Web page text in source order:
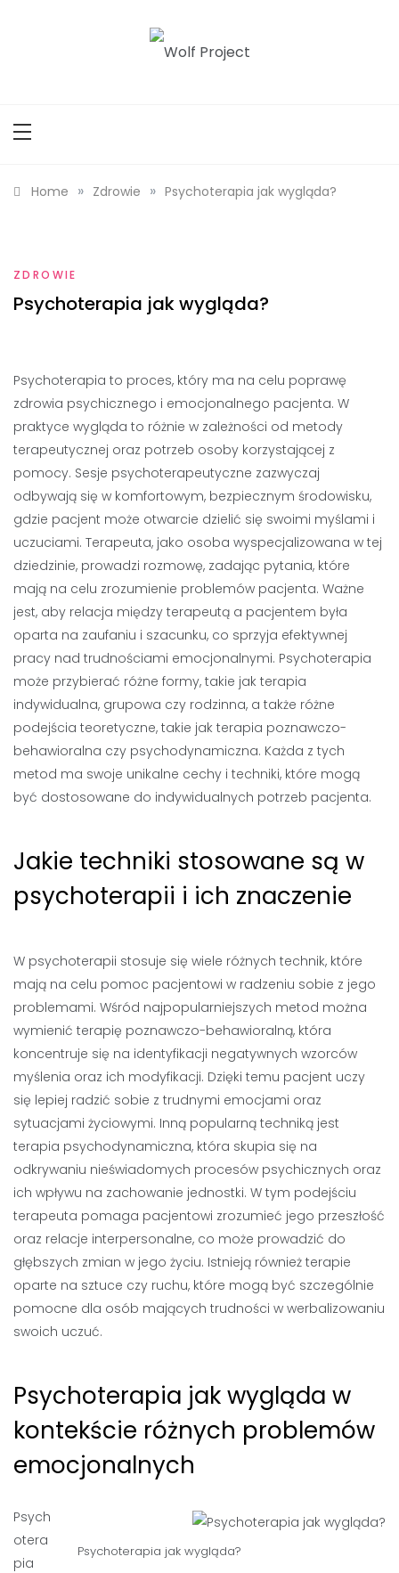
Home » Zdrowie » Psychoterapia jak wygląda?
ZDROWIE
Psychoterapia jak wygląda?
Psychoterapia to proces, który ma na celu poprawę
zdrowia psychicznego i emocjonalnego pacjenta. W
praktyce wygląda to różnie w zależności od metody
terapeutycznej oraz potrzeb osoby korzystającej z
pomocy. Sesje psychoterapeutyczne zazwyczaj
odbywają się w komfortowym, bezpiecznym środowisku,
gdzie pacjent może otwarcie dzielić się swoimi myślami i
uczuciami. Terapeuta, jako osoba wyspecjalizowana w tej
dziedzinie, prowadzi rozmowę, zadając pytania, które
mają na celu zrozumienie problemów pacjenta. Ważne
jest, aby relacja między terapeutą a pacjentem była
oparta na zaufaniu i szacunku, co sprzyja efektywnej
pracy nad trudnościami emocjonalnymi. Psychoterapia
może przybierać różne formy, takie jak terapia
indywidualna, grupowa czy rodzinna, a także różne
podejścia teoretyczne, takie jak terapia poznawczo-
behawioralna czy psychodynamiczna. Każda z tych
metod ma swoje unikalne cechy i techniki, które mogą
być dostosowane do indywidualnych potrzeb pacjenta.
Jakie techniki stosowane są w
psychoterapii i ich znaczenie
W psychoterapii stosuje się wiele różnych technik, które
mają na celu pomoc pacjentowi w radzeniu sobie z jego
problemami. Wśród najpopularniejszych metod można
wymienić terapię poznawczo-behawioralną, która
koncentruje się na identyfikacji negatywnych wzorców
myślenia oraz ich modyfikacji. Dzięki temu pacjent uczy
się lepiej radzić sobie z trudnymi emocjami oraz
sytuacjami życiowymi. Inną popularną techniką jest
terapia psychodynamiczna, która skupia się na
odkrywaniu nieświadomych procesów psychicznych oraz
ich wpływu na zachowanie jednostki. W tym podejściu
terapeuta pomaga pacjentowi zrozumieć jego przeszłość
oraz relacje interpersonalne, co może prowadzić do
głębszych zmian w jego życiu. Istnieją również terapie
oparte na sztuce czy ruchu, które mogą być szczególnie
pomocne dla osób mających trudności w werbalizowaniu
swoich uczuć.
Psychoterapia jak wygląda w
kontekście różnych problemów
emocjonalnych
Psychoterapia jak wygląda?
Psych
otera
pia